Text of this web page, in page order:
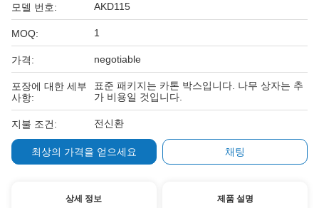
모델 번호: AKD115
MOQ: 1
가격: negotiable
포장에 대한 세부
사항:
표준 패키지는 카톤 박스입니다. 나무 상자는 추
가 비용일 것입니다.
지불 조건: 전신환
최상의 가격을 얻으세요 채팅
상세 정보 제품 설명